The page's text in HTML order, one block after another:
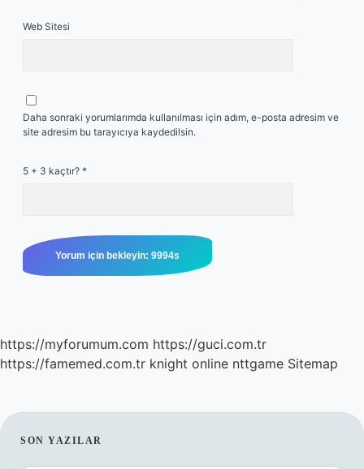
Web Sitesi
Daha sonraki yorumlarımda kullanılması için adım, e-posta adresim ve
site adresim bu tarayıcıya kaydedilsin.
5 + 3 kaçtır? *
https://myforumum.com https://guci.com.tr
https://famemed.com.tr knight online nttgame Sitemap
SIDEBAR
SON YAZILAR